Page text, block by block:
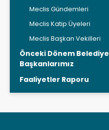
Meclis Gündemleri
Meclis Katip Üyeleri
Meclis Başkan Vekilleri
Önceki Dönem Belediye
Başkanlarımız
Faaliyetler Raporu